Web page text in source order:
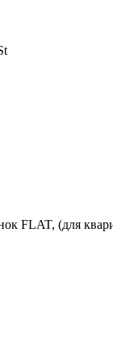
FLAT, (для